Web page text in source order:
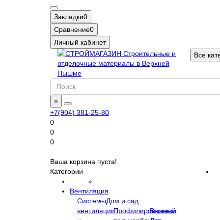
Закладки0
Сравнение0
Личный кабинет
Все
×
+7(904) 381-25-80
0
0
0
Ваша корзина пуста!
Категории
Вентиляция
Системы
вентиляции
Дом и сад
Профилированный
Веревки